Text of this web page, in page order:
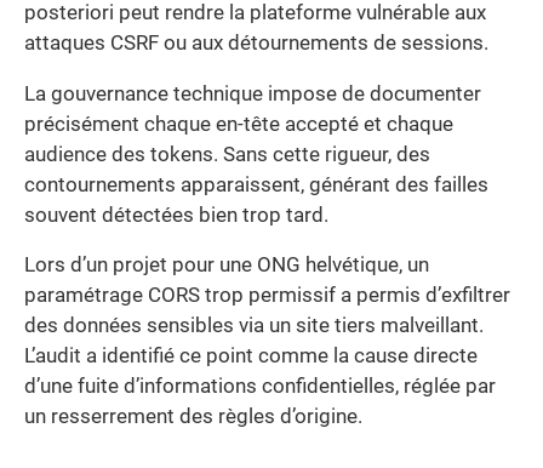
posteriori peut rendre la plateforme vulnérable aux
attaques CSRF ou aux détournements de sessions.
La gouvernance technique impose de documenter
précisément chaque en-tête accepté et chaque
audience des tokens. Sans cette rigueur, des
contournements apparaissent, générant des failles
souvent détectées bien trop tard.
Lors d’un projet pour une ONG helvétique, un
paramétrage CORS trop permissif a permis d’exfiltrer
des données sensibles via un site tiers malveillant.
L’audit a identifié ce point comme la cause directe
d’une fuite d’informations confidentielles, réglée par
un resserrement des règles d’origine.